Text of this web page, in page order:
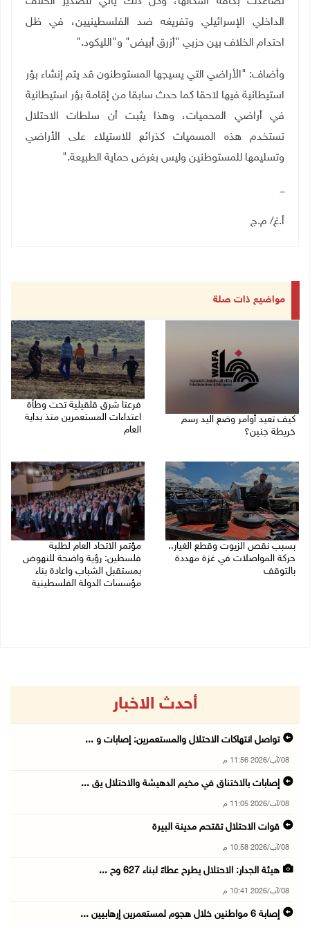
الداخلي الإسرائيلي وتفريغه ضد الفلسطينيين، في ظل
احتدام الخلاف بين حزبي "أزرق أبيض" و"الليكود".
وأضاف: "الأراضي التي يسيجها المستوطنون قد يتم إنشاء بؤر
استيطانية فيها لاحقا كما حدث سابقا من إقامة بؤر استيطانية
في أراضي المحميات، وهذا يثبت أن سلطات الاحتلال
تستخدم هذه المسميات كذرائع للاستيلاء على الأراضي
وتسليمها للمستوطنين وليس بغرض حماية الطبيعة".
ـــ
أ.غ/ م.ج
مواضيع ذات صلة
كيف تعيد أوامر وضع اليد رسم
خريطة جنين؟
فرعتا شرق قلقيلية تحت وطأة
اعتداءات المستعمرين منذ بداية
العام
بسبب نقص الزيوت وقطع الغيار..
حركة المواصلات في غزة مهددة
بالتوقف
مؤتمر الاتحاد العام لطلبة
فلسطين: رؤية واضحة للنهوض
بمستقبل الشباب واعادة بناء
مؤسسات الدولة الفلسطينية
أحدث الاخبار
تواصل انتهاكات الاحتلال والمستعمرين: إصابات و ...
08/آب/2026 11:56 م
إصابات بالاختناق في مخيم الدهيشة والاحتلال يق ...
08/آب/2026 11:05 م
قوات الاحتلال تقتحم مدينة البيرة
08/آب/2026 10:58 م
هيئة الجدار: الاحتلال يطرح عطاءً لبناء 627 وح ...
08/آب/2026 10:41 م
إصابة 6 مواطنين خلال هجوم لمستعمرين إرهابيين ...